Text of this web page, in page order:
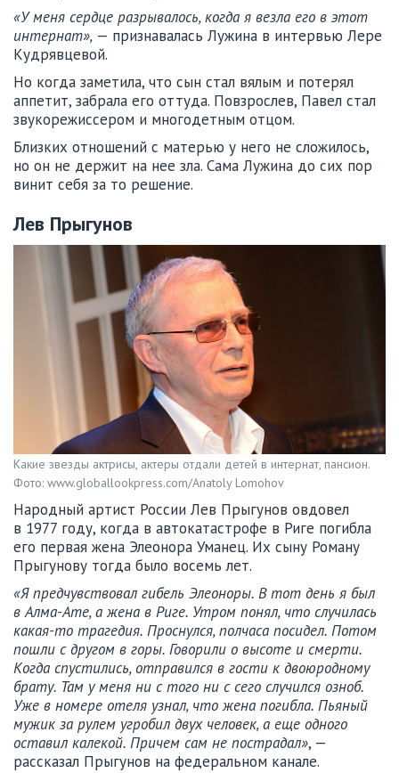
«У меня сердце разрывалось, когда я везла его в этот
интернат», — признавалась Лужина в интервью Лере
Кудрявцевой.
Но когда заметила, что сын стал вялым и потерял
аппетит, забрала его оттуда. Повзрослев, Павел стал
звукорежиссером и многодетным отцом.
Близких отношений с матерью у него не сложилось,
но он не держит на нее зла. Сама Лужина до сих пор
винит себя за то решение.
Лев Прыгунов
Какие звезды актрисы, актеры отдали детей в интернат, пансион.
Фото: www.globallookpress.com/Anatoly Lomohov
Народный артист России Лев Прыгунов овдовел
в 1977 году, когда в автокатастрофе в Риге погибла
его первая жена Элеонора Уманец. Их сыну Роману
Прыгунову тогда было восемь лет.
«Я предчувствовал гибель Элеоноры. В тот день я был
в Алма-Ате, а жена в Риге. Утром понял, что случилась
какая-то трагедия. Проснулся, полчаса посидел. Потом
пошли с другом в горы. Говорили о высоте и смерти.
Когда спустились, отправился в гости к двоюродному
брату. Там у меня ни с того ни с сего случился озноб.
Уже в номере отеля узнал, что жена погибла. Пьяный
мужик за рулем угробил двух человек, а еще одного
оставил калекой. Причем сам не пострадал», —
рассказал Прыгунов на федеральном канале.